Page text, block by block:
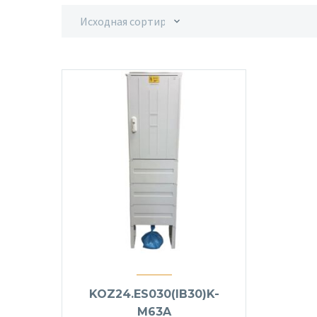
Исходная сортировка
KOZ24.ES030(IB30)K-
M63A